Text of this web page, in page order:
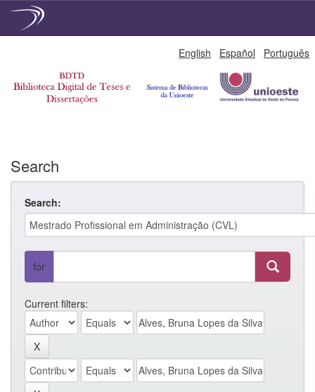
English Español Português
Search
Search:
for
Current filters: